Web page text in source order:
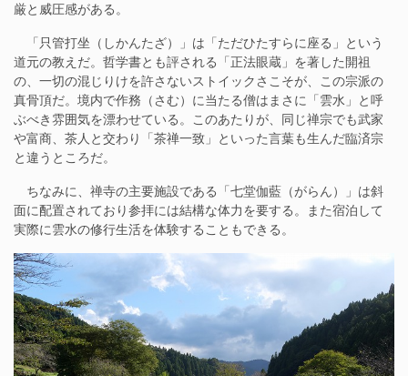
厳と威圧感がある。
「只管打坐（しかんたざ）」は「ただひたすらに座る」という
道元の教えだ。哲学書とも評される「正法眼蔵」を著した開祖
の、一切の混じりけを許さないストイックさこそが、この宗派の
真骨頂だ。境内で作務（さむ）に当たる僧はまさに「雲水」と呼
ぶべき雰囲気を漂わせている。このあたりが、同じ禅宗でも武家
や富商、茶人と交わり「茶禅一致」といった言葉も生んだ臨済宗
と違うところだ。
ちなみに、禅寺の主要施設である「七堂伽藍（がらん）」は斜
面に配置されており参拝には結構な体力を要する。また宿泊して
実際に雲水の修行生活を体験することもできる。